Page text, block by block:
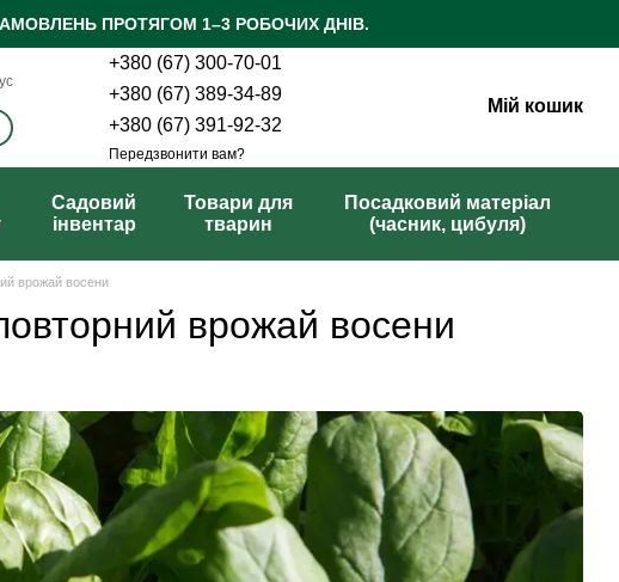
ПРОТЯГОМ 1–3 РОБОЧИХ ДНІВ.
+380 (67) 300-70-01
+380 (67) 389-34-89
+380 (67) 391-92-32
Передзвонити вам?
Мій кошик
Садовий
інвентар
Товари для
тварин
Посадковий матеріал
(часник, цибуля)
врожай восени
врожай восени